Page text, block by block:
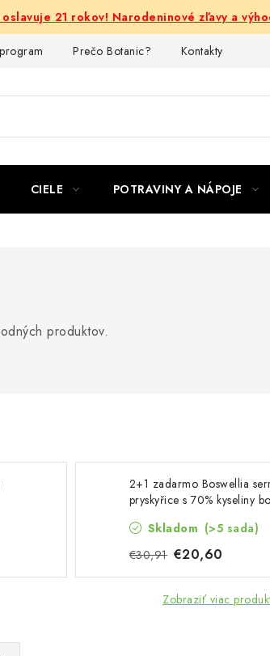
oslavuje 21 rokov! Narodeninové zľavy a
Prečo Botanic? Kontakty
CIELE POTRAVINY A NÁPOJE
produktov.
2+1 zadarmo Boswellia
pryskyřice s 70% kyseliny
Skladom (>5 sada)
€30,91 €20,60
Zobraziť viac